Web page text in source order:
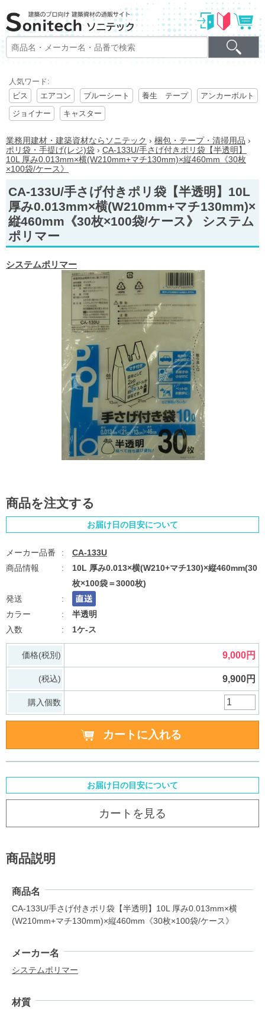
人気ワード:
ビス
エアコン ブルーシート 養生 テープ
アンカーボルト
ジョイナー
キャスター
業務用建材・建築資材ならソニテック › 梱包・テープ・清掃用品 ›
ポリ袋・手提げ(レジ)袋 › CA-133U/手さげ付きポリ袋【半透明】
10L 厚み0.013mm×横(W210mm+マチ130mm)×縦460mm《30枚
×100袋/ケース》
CA-133U/手さげ付きポリ袋【半透明】10L
厚み0.013mm×横(W210mm+マチ130mm)×
縦460mm《30枚×100袋/ケース》 システム
ポリマー
システムポリマー
商品を注文する
お届け日の目安について
CA-133U
10L 厚み0.013×横(W210+マチ130)×縦460mm(30
枚×100袋＝3000枚)
半透明
1ケ-ス
価格(税別) 9,000円
(税込) 9,900円
購入個数
お届け日の目安について
カートを見る
商品説明
商品名
CA-133U/手さげ付きポリ袋【半透明】10L 厚み0.013mm×横
(W210mm+マチ130mm)×縦460mm《30枚×100袋/ケース》
メーカー名
システムポリマー
材質